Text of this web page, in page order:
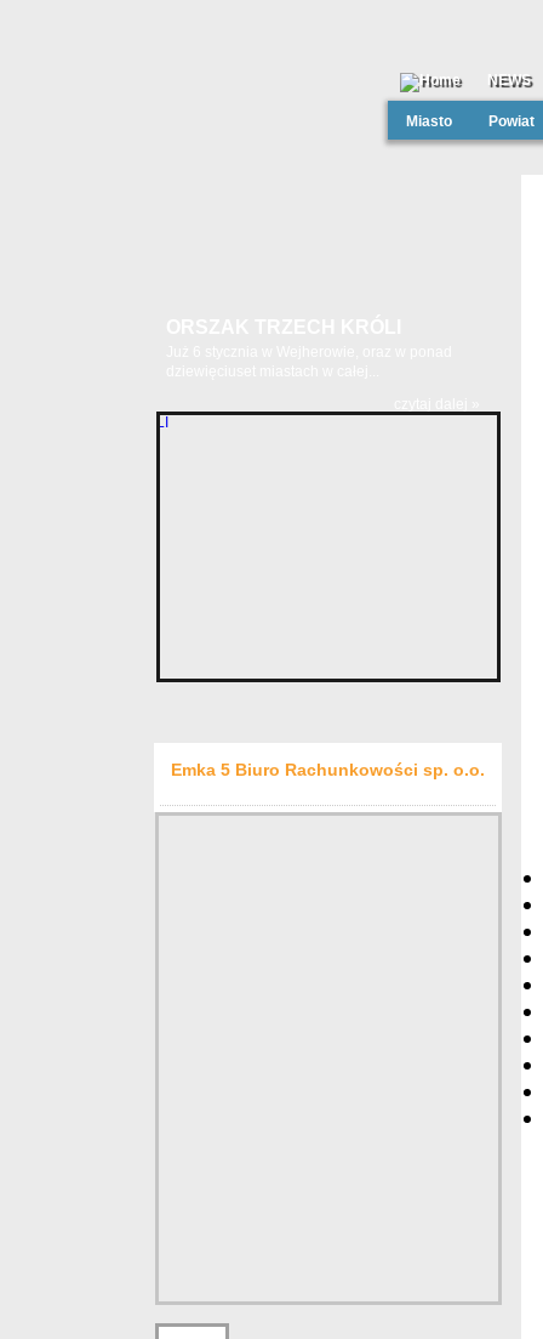
NEWS
Miasto Powiat
Emka 5 Biuro Rachunkowości sp. o.o.